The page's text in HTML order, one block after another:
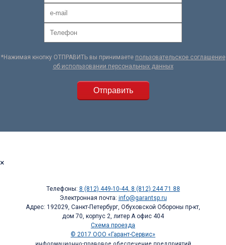
*Нажимая кнопку ОТПРАВИТЬ вы принимаете пользовательское соглашение
об использовании персональных данных
×
Телефоны: 8 (812) 449-10-44, 8 (812) 244 71 88
Электронная почта: info@garantsp.ru
Адрес: 192029, Санкт-Петербург, Обуховской Обороны пр-кт,
дом 70, корпус 2, литер А офис 404
Схема проезда
© 2017 ООО «Гарант-Сервис»